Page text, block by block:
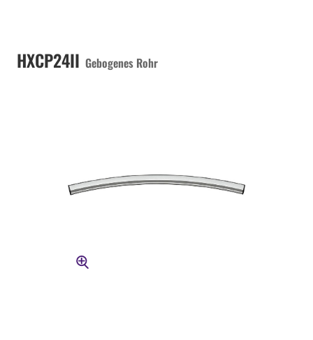
HXCP24II Gebogenes Rohr